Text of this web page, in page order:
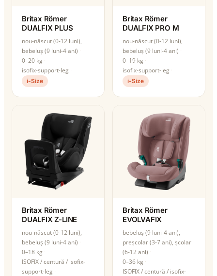
Britax Römer
DUALFIX PLUS
nou-născut (0-12 luni),
bebeluș (9 luni-4 ani)
0–20 kg
isofix-support-leg
i-Size
Britax Römer
DUALFIX PRO M
nou-născut (0-12 luni),
bebeluș (9 luni-4 ani)
0–19 kg
isofix-support-leg
i-Size
Britax Römer
DUALFIX Z-LINE
nou-născut (0-12 luni),
bebeluș (9 luni-4 ani)
0–18 kg
ISOFIX / centură / isofix-
support-leg
Britax Römer
EVOLVAFIX
bebeluș (9 luni-4 ani),
preșcolar (3-7 ani), școlar
(6-12 ani)
0–36 kg
ISOFIX / centură / isofix-